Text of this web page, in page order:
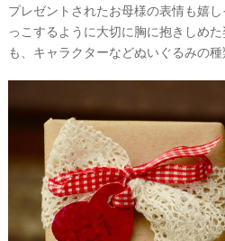
プレゼントされたお母様の表情も嬉
っこするように大切に胸に抱きしめ
も、キャラクターなどぬいぐるみの種